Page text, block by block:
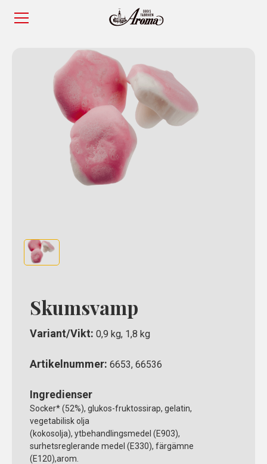
Skumsvamp
Variant/Vikt: 0,9 kg, 1,8 kg
Artikelnummer: 6653, 66536
Ingredienser
Socker* (52%), glukos-fruktossirap, gelatin,
vegetabilisk olja
(kokosolja), ytbehandlingsmedel (E903),
surhetsreglerande medel (E330), färgämne
(E120),arom.